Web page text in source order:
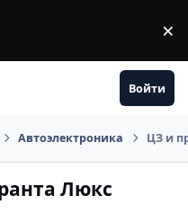
×
Войти
Автоэлектроника ЦЗ и
Люкс